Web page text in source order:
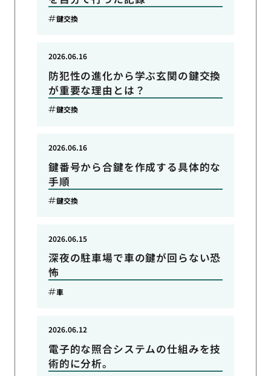
鍵交換
防犯性の進化から学ぶ玄関の鍵交換
が重要な理由とは？
2026.06.16
鍵交換
鍵番号から合鍵を作成する具体的な
手順
2026.06.16
鍵交換
深夜の駐車場で車の鍵が回らない恐
怖
2026.06.15
車
電子的な照合システムの仕組みを技
術的に分析。
2026.06.12